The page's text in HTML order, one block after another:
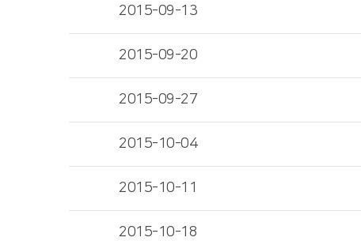
2015-09-13
2015-09-20
2015-09-27
2015-10-04
2015-10-11
2015-10-18